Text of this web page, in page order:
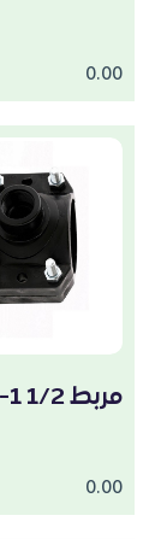
0.00
مربط 1/2 1-2"
0.00